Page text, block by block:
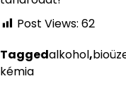
Post Views: 62
Taggedalkohol,
kémia